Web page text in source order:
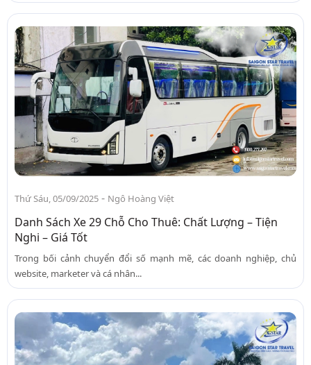
Thứ Sáu, 05/09/2025 - Ngô Hoàng Việt
Danh Sách Xe 29 Chỗ Cho Thuê: Chất Lượng – Tiện
Nghi – Giá Tốt
Trong bối cảnh chuyển đổi số mạnh mẽ, các doanh nghiệp, chủ
website, marketer và cá nhân...